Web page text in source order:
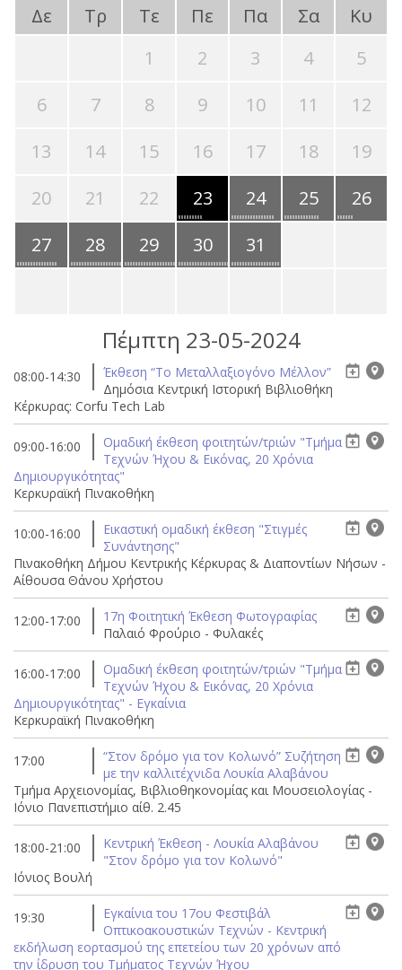
Δε Τρ Τε Πε Πα Σα
Κυ
1
2 3 4
5
6
7 8 9 10 11
12
13
14 15 16 17 18
19
20
21 22 23 24 25
26
27
28 29 30 31
Πέμπτη 23-05-2024
08:00-14:30
Έκθεση “Το Μεταλλαξιογόνο Μέλλον”
Δημόσια Κεντρική Ιστορική Βιβλιοθήκη
Κέρκυρας: Corfu Tech Lab
09:00-16:00
Ομαδική έκθεση φοιτητών/τριών "Τμήμα
Τεχνών Ήχου & Εικόνας, 20 Χρόνια
Δημιουργικότητας"
Κερκυραϊκή Πινακοθήκη
10:00-16:00
Eικαστική ομαδική έκθεση "Στιγμές
Συνάντησης"
Πινακοθήκη Δήμου Κεντρικής Κέρκυρας & Διαποντίων Νήσων -
Αίθουσα Θάνου Χρήστου
12:00-17:00
17η Φοιτητική Έκθεση Φωτογραφίας
Παλαιό Φρούριο - Φυλακές
16:00-17:00
Ομαδική έκθεση φοιτητών/τριών "Τμήμα
Τεχνών Ήχου & Εικόνας, 20 Χρόνια
Δημιουργικότητας" - Εγκαίνια
Κερκυραϊκή Πινακοθήκη
17:00
“Στον δρόμο για τον Κολωνό” Συζήτηση
με την καλλιτέχνιδα Λουκία Αλαβάνου
Τμήμα Αρχειονομίας, Βιβλιοθηκονομίας και Μουσειολογίας -
Ιόνιο Πανεπιστήμιο αίθ. 2.45
18:00-21:00
Κεντρική Έκθεση - Λουκία Αλαβάνου
"Στον δρόμο για τον Κολωνό"
Ιόνιος Βουλή
19:30
Εγκαίνια του 17ου Φεστιβάλ
Οπτικοακουστικών Τεχνών - Κεντρική
εκδήλωση εορτασμού της επετείου των 20 χρόνων από
την ίδρυση του Τμήματος Τεχνών Ήχου